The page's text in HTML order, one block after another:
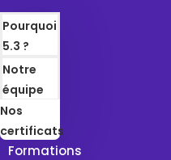
Pourquoi
5.3 ?
Notre
équipe
Nos
certificats
Formations